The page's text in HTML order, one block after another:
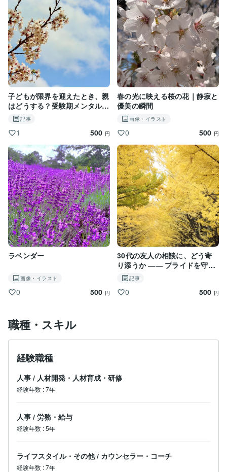
子どもが限界を迎えたとき、親
はどうする？受験期メンタル危
機の乗り越え方
記事
1 500 円
春の光に映える桜の花｜静寂と
優美の瞬間
画像・イラスト
0 500 円
ラベンダー
画像・イラスト
0 500 円
30代の友人の相談に、どう寄
り添うか ―― プライドを守
り、優しさを支えるために ―
―
記事
0 500 円
職種・スキル
経験職種
人事 / 人材開発・人材育成・研修
経験年数 :7年
人事 / 労務・給与
経験年数 :5年
ライフスタイル・その他 / カウンセラー・コーチ
経験年数 :7年